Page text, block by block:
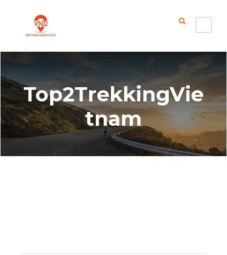
Top2TrekkingVie
tnam